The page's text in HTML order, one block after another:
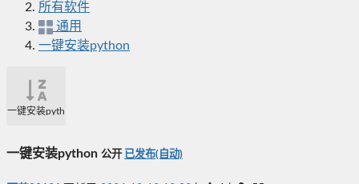
所有软件
通用
一键安装python
一键安装python
一键安装python 公开 已发布(自动)